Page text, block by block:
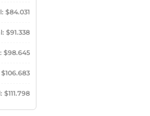
$84.031
$91.338
$98.645
$111.798